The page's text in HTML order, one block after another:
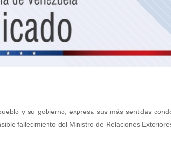
y su gobierno, expresa sus más sentidas
fallecimiento del Ministro de Relaciones